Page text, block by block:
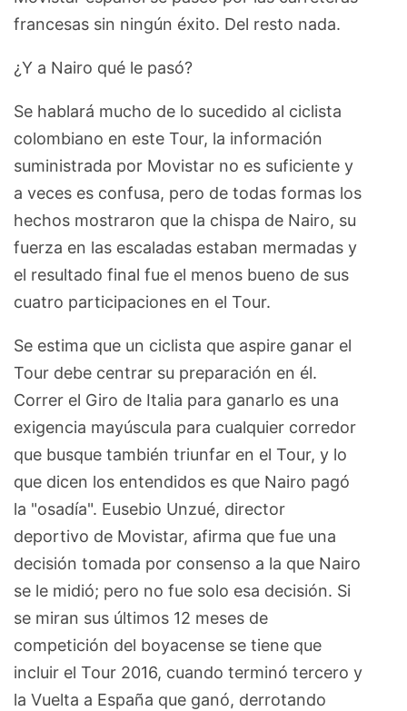
francesas sin ningún éxito. Del resto nada.
¿Y a Nairo qué le pasó?
Se hablará mucho de lo sucedido al ciclista
colombiano en este Tour, la información
suministrada por Movistar no es suficiente y
a veces es confusa, pero de todas formas los
hechos mostraron que la chispa de Nairo, su
fuerza en las escaladas estaban mermadas y
el resultado final fue el menos bueno de sus
cuatro participaciones en el Tour.
Se estima que un ciclista que aspire ganar el
Tour debe centrar su preparación en él.
Correr el Giro de Italia para ganarlo es una
exigencia mayúscula para cualquier corredor
que busque también triunfar en el Tour, y lo
que dicen los entendidos es que Nairo pagó
la "osadía". Eusebio Unzué, director
deportivo de Movistar, afirma que fue una
decisión tomada por consenso a la que Nairo
se le midió; pero no fue solo esa decisión. Si
se miran sus últimos 12 meses de
competición del boyacense se tiene que
incluir el Tour 2016, cuando terminó tercero y
la Vuelta a España que ganó, derrotando